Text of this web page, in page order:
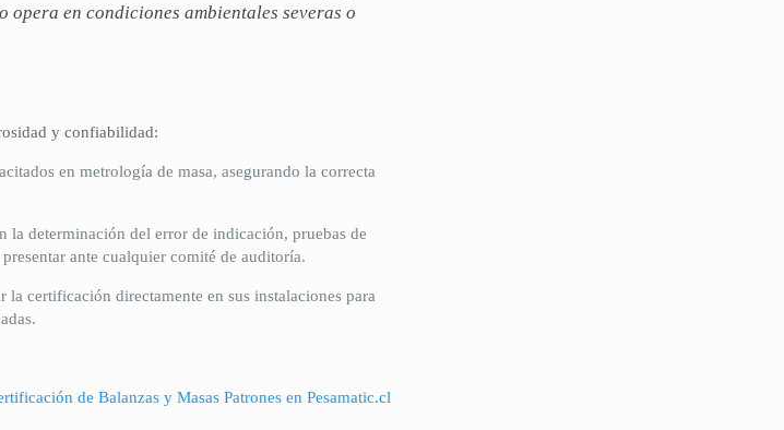
opera en condiciones ambientales severas o
y confiabilidad:
en metrología de masa, asegurando la correcta
la determinación del error de indicación, pruebas de
ante cualquier comité de auditoría.
la certificación directamente en sus instalaciones para
de Balanzas y Masas Patrones en Pesamatic.cl